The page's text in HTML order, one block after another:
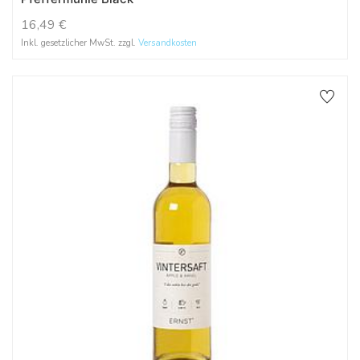
16,49 €
Inkl. gesetzlicher MwSt. zzgl. Versandkosten